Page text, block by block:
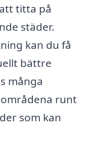
titta på
städer.
kan du få
bättre
många
runt
som kan